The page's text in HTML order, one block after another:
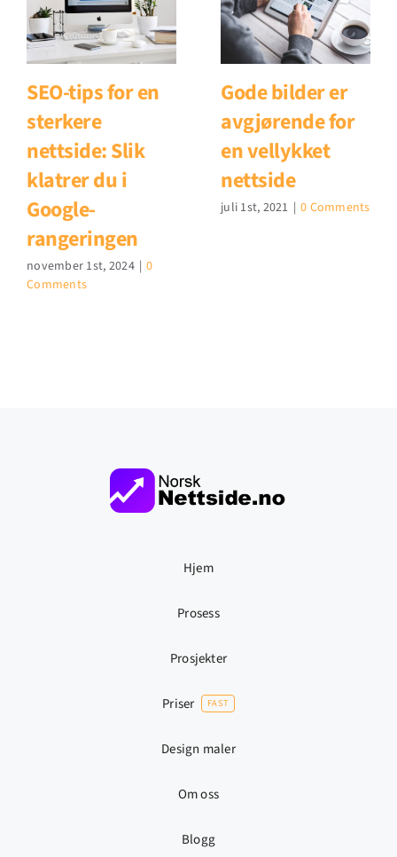
SEO-tips for en
sterkere
nettside: Slik
klatrer du i
Google-
rangeringen
november 1st, 2024 | 0
Comments
Gode bilder er
avgjørende for
en vellykket
nettside
juli 1st, 2021 | 0 Comments
Hjem
Prosess
Prosjekter
Priser FAST
Design maler
Om oss
Blogg